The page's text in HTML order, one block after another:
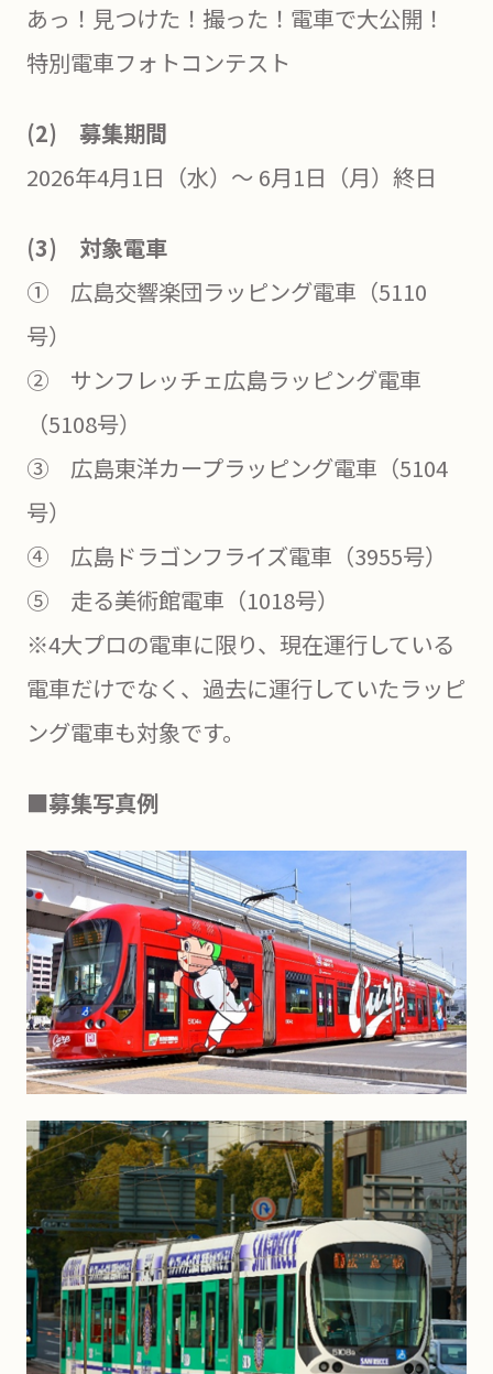
あっ！見つけた！撮った！電車で大公開！
特別電車フォトコンテスト
(2) 募集期間
2026年4月1日（水）～ 6月1日（月）終日
(3) 対象電車
① 広島交響楽団ラッピング電車（5110
号）
② サンフレッチェ広島ラッピング電車
（5108号）
③ 広島東洋カープラッピング電車（5104
号）
④ 広島ドラゴンフライズ電車（3955号）
⑤ 走る美術館電車（1018号）
※4大プロの電車に限り、現在運行している
電車だけでなく、過去に運行していたラッピ
ング電車も対象です。
■募集写真例